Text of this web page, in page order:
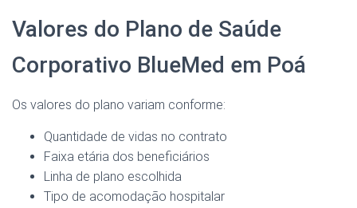
Valores do Plano de Saúde
Corporativo BlueMed em Poá
Os valores do plano variam conforme:
Quantidade de vidas no contrato
Faixa etária dos beneficiários
Linha de plano escolhida
Tipo de acomodação hospitalar